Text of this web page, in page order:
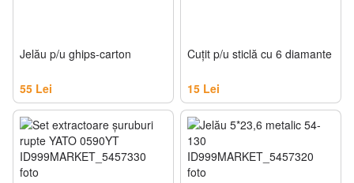
Jelău p/u ghips-carton
55 Lei
Cuţit p/u sticlă cu 6 diamante
15 Lei